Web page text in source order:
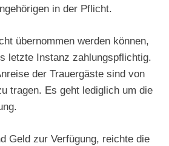
in der Pflicht.
übernommen werden können,
letzte Instanz zahlungspflichtig.
der Trauergäste sind von
tragen. Es geht lediglich um die
Geld zur Verfügung, reichte die